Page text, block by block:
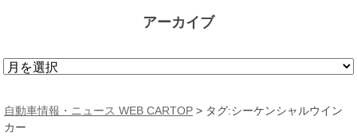
アーカイブ
ア
カ
イ
自動車情報・ニュース WEB CARTOP > タグ:シーケンシャルウイン
カー